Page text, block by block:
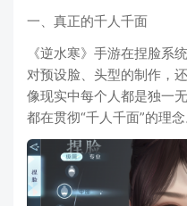
一、真正的千人千面
《逆水寒》手游在捏脸系
对预设脸、头型的制作，
像现实中每个人都是独一
都在贯彻“千人千面”的理念